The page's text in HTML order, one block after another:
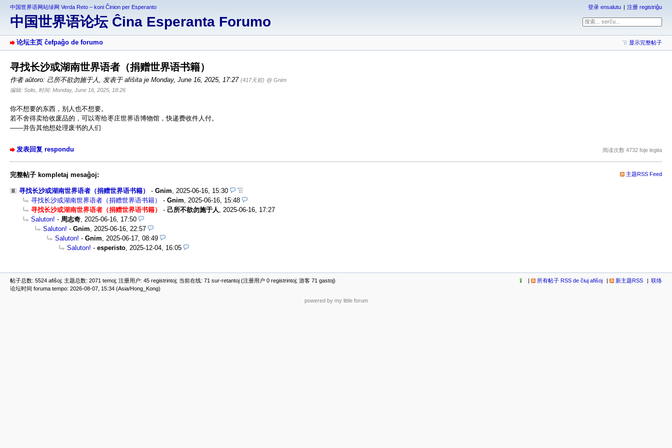
中国世界语网站绿网 Verda Reto – koni Ĉinion per Esperanto
中国世界语论坛 Ĉina Esperanta Forumo
登录 ensalutu 注册 registriĝu
论坛主页 ĉefpaĝo de forumo 显示完整帖子
寻找长沙或湖南世界语者（捐赠世界语书籍）
作者 aŭtoro: 己所不欲勿施于人, 发表于 afiŝita je Monday, June 16, 2025, 17:27 (417天前) @ Gnim
编辑: Solis, 时间: Monday, June 16, 2025, 18:26
你不想要的东西，别人也不想要。
若不舍得卖给收废品的，可以寄给枣庄世界语博物馆，快递费收件人付。
——并告其他想处理废书的人们
发表回复 respondu 阅读次数 4732 foje legita
完整帖子 kompletaj mesaĝoj: 主题RSS Feed
寻找长沙或湖南世界语者（捐赠世界语书籍） - Gnim, 2025-06-16, 15:30
寻找长沙或湖南世界语者（捐赠世界语书籍）
- Gnim, 2025-06-16, 15:48
寻找长沙或湖南世界语者（捐赠世界语书籍）
- 己所不欲勿施于人, 2025-06-16, 17:27
Saluton! - 周志奇, 2025-06-16, 17:50
Saluton! - Gnim, 2025-06-16, 22:57
Saluton! - Gnim, 2025-06-17, 08:49
Saluton! - esperisto, 2025-12-04, 16:05
帖子总数: 5524 afiŝoj; 主题总数: 2071 temoj; 注册用户: 45 registrintoj; 当前在线: 71 sur-retantoj (注册用户 0 registrintoj; 游客 71 gastoj)
论坛时间 foruma tempo: 2026-08-07, 15:34 (Asia/Hong_Kong)
所有帖子 RSS de ĉiuj afiŝoj 新主题RSS 联络
powered by my little forum